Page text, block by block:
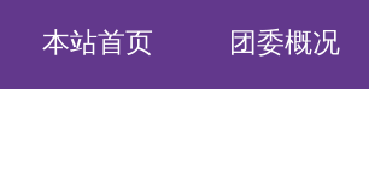
本站首页 团委概况